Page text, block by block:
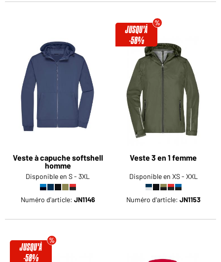
Veste à capuche softshell
homme
Disponible en S - 3XL
Numéro d'article: JN1146
JUSQU'À
-58%
Veste 3 en 1 femme
Disponible en XS - XXL
Numéro d'article: JN1153
JUSQU'À
-58%